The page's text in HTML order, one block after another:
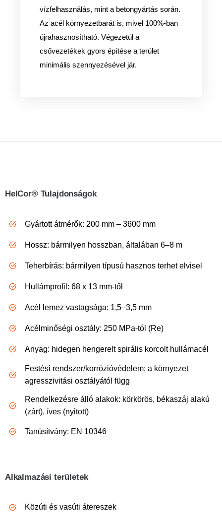
vízfelhasználás, mint a betongyártás során.
Az acél környezetbarát is, mivel 100%-ban
újrahasznosítható. Végezetül a
csővezetékek gyors építése a terület
minimális szennyezésével jár.
HelCor® Tulajdonságok
Gyártott átmérők: 200 mm – 3600 mm
Hossz: bármilyen hosszban, általában 6–8 m
Teherbírás: bármilyen típusú hasznos terhet elvisel
Hullámprofil: 68 x 13 mm-től
Acél lemez vastagsága: 1,5–3,5 mm
Acélminőségi osztály: 250 MPa-tól (Re)
Anyag: hidegen hengerelt spirális korcolt hullámacél
Festési rendszer/korrózióvédelem: a környezet
agresszivitási osztályától függ
Rendelkezésre álló alakok: körkörös, békaszáj alakú
(zárt), íves (nyitott)
Tanúsítvány: EN 10346
Alkalmazási területek
Közúti és vasúti átereszek